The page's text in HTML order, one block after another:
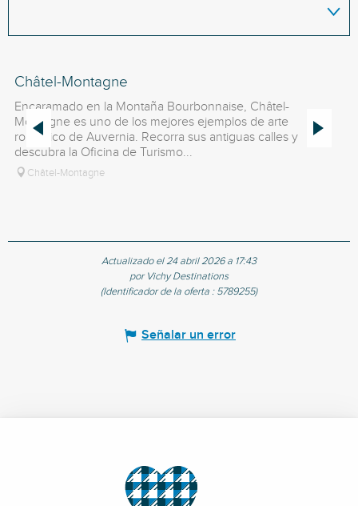
Châtel-Montagne
Encaramado en la Montaña Bourbonnaise, Châtel-
Montagne es uno de los mejores ejemplos de arte
románico de Auvernia. Recorra sus antiguas calles y
descubra la Oficina de Turismo...
Châtel-Montagne
Actualizado el 24 abril 2026 a 17:43
por Vichy Destinations
(Identificador de la oferta : 5789255)
Señalar un error